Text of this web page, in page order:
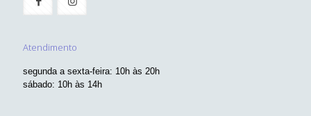
Atendimento
segunda a sexta-feira: 10h às 20h
sábado: 10h às 14h